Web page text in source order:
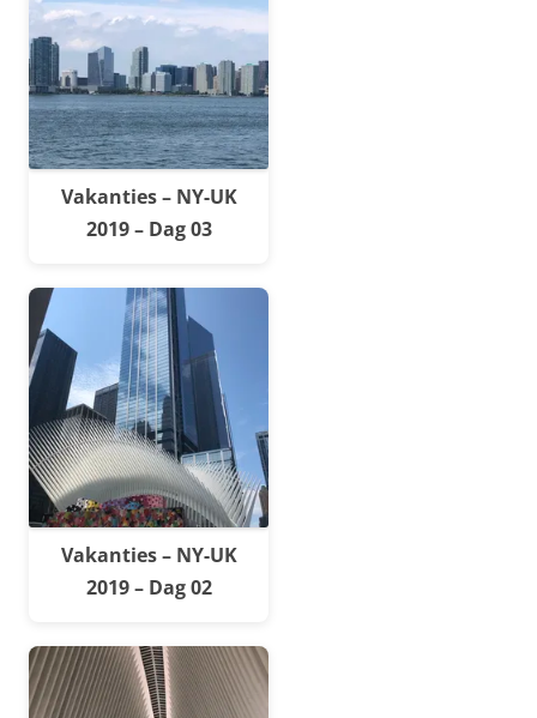
Vakanties – NY-UK
2019 – Dag 03
Vakanties – NY-UK
2019 – Dag 02